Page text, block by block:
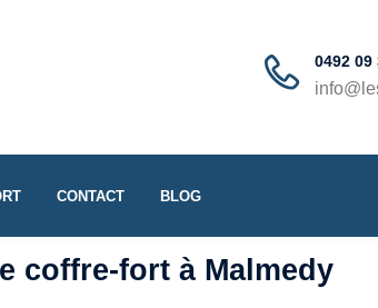
0492 09
CONTACT BLOG
coffre-fort à Malmedy